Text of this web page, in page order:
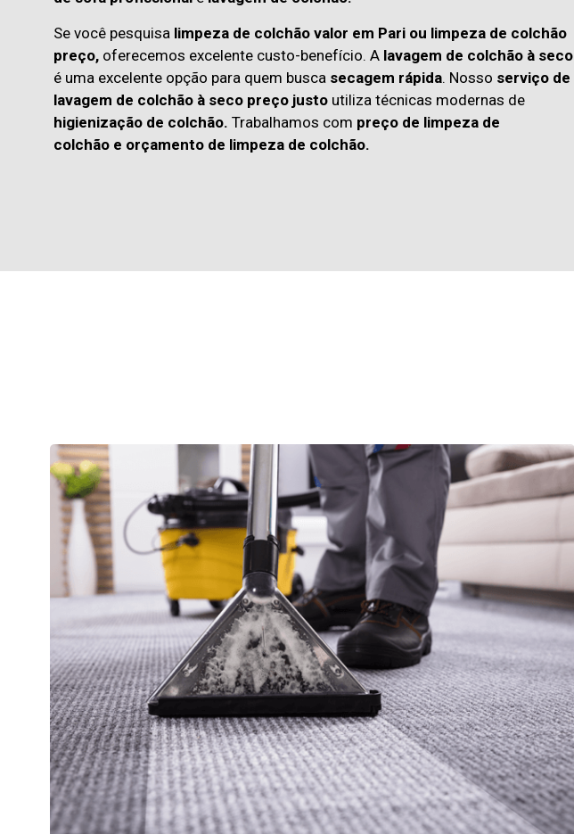
Se você pesquisa limpeza de colchão valor em Pari ou limpeza de colchão
preço, oferecemos excelente custo-benefício. A lavagem de colchão à seco
é uma excelente opção para quem busca secagem rápida. Nosso serviço de
lavagem de colchão à seco preço justo utiliza técnicas modernas de
higienização de colchão. Trabalhamos com preço de limpeza de
colchão e orçamento de limpeza de colchão.